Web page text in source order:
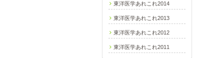
東洋医学あれこれ2014
東洋医学あれこれ2013
東洋医学あれこれ2012
東洋医学あれこれ2011